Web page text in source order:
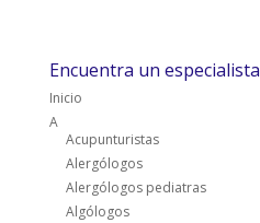
Encuentra un especialista
Inicio
A
Acupunturistas
Alergólogos
Alergólogos pediatras
Algólogos